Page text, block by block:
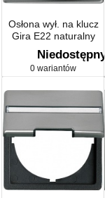
Osłona wył. na klucz
Gira E22 naturalny
stalowy
Niedostępny
0 wariantów